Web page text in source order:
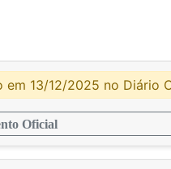
em 13/12/2025 no Diário
Oficial